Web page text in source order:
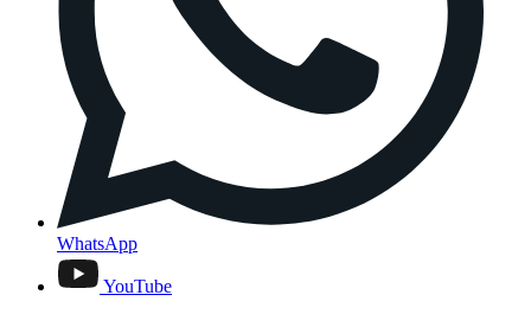
WhatsApp
YouTube